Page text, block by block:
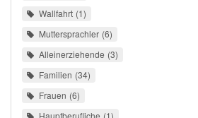
Wallfahrt 1
Muttersprachler 6
Alleinerziehende 3
Familien 34
Frauen 6
Hauptberufliche 1